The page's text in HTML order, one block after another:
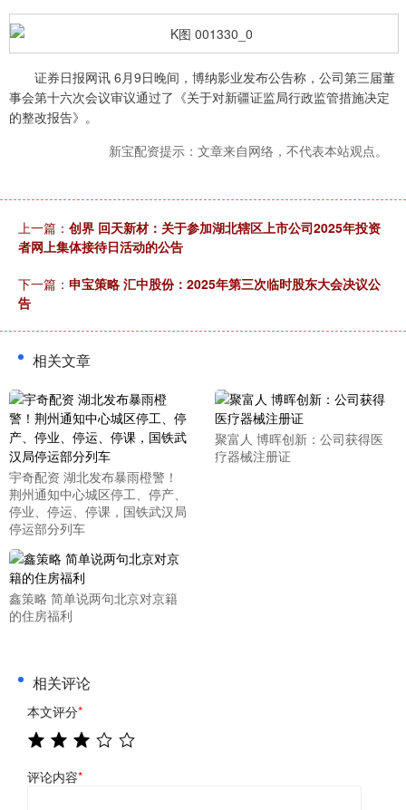
证券日报网讯 6月9日晚间，博纳影业发布公告称，公司第三届董
事会第十六次会议审议通过了《关于对新疆证监局行政监管措施决定
的整改报告》。
新宝配资提示：文章来自网络，不代表本站观点。
上一篇： 创界 回天新材：关于参加湖北辖区上市公司2025年投资
者网上集体接待日活动的公告
下一篇： 申宝策略 汇中股份：2025年第三次临时股东大会决议公
告
相关文章
宇奇配资 湖北发布暴雨橙警！
荆州通知中心城区停工、停产、
停业、停运、停课，国铁武汉局
停运部分列车
聚富人 博晖创新：公司获得医
疗器械注册证
鑫策略 简单说两句北京对京籍
的住房福利
相关评论
本文评分*
评论内容*